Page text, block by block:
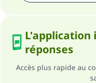
L'application
réponses
Accès plus rapide au